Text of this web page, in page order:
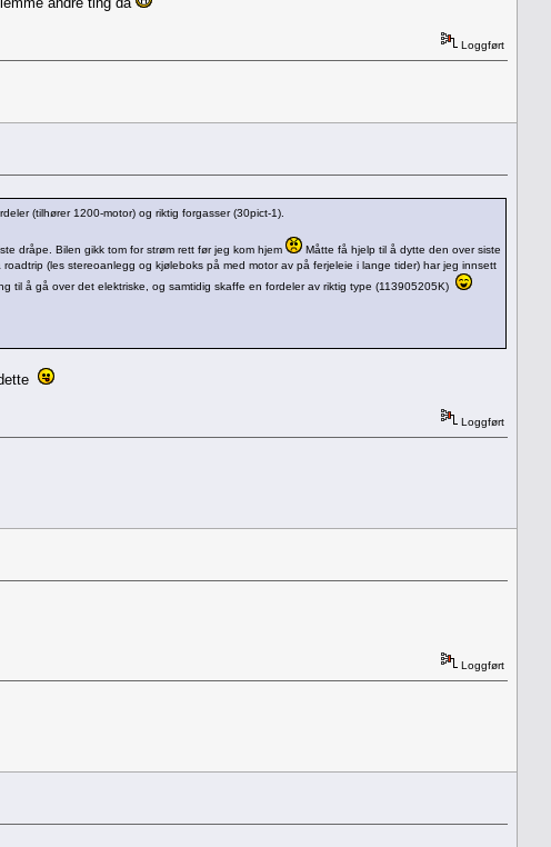
Loggført
(tilhører 1200-motor) og riktig forgasser (30pict-1).
dråpe. Bilen gikk tom for strøm rett før jeg kom hjem
Måtte få hjelp til å dytte den over siste
(les stereoanlegg og kjøleboks på med motor av på ferjeleie i lange tider) har jeg innsett
til å gå over det elektriske, og samtidig skaffe en fordeler av riktig type (113905205K)
Loggført
Loggført